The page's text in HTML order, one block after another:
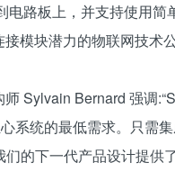
路板上，并支持使用简
模块潜力的物联网技术
Sylvain Bernard 强调
系统的最低需求。只需
的下一代产品设计提供